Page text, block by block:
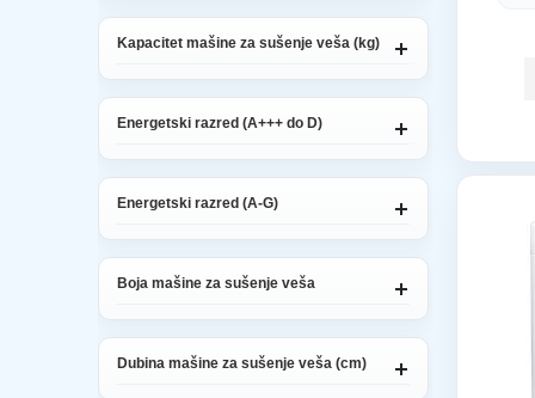
Kapacitet mašine za sušenje veša (kg)
Energetski razred (A+++ do D)
Energetski razred (A-G)
Boja mašine za sušenje veša
Dubina mašine za sušenje veša (cm)